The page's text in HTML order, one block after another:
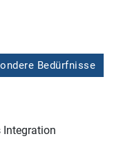
Bedürfnisse